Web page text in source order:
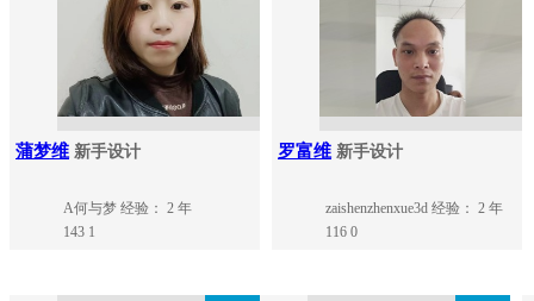
蒲梦维 新手设计
A何与梦 经验： 2 年
143 1
罗富维 新手设计
zaishenzhenxue3d 经验： 2 年
116 0